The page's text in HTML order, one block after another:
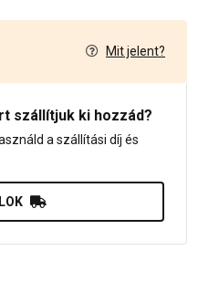
Mit jelent?
szállítjuk ki hozzád?
a szállítási díj és